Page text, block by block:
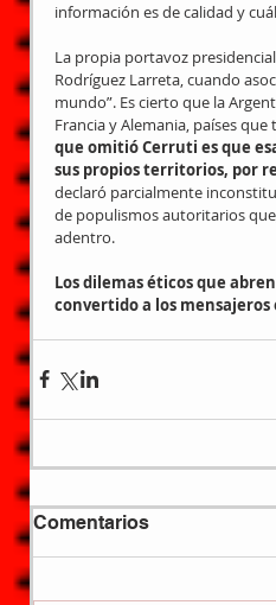
información es de calidad y
La propia portavoz
Rodríguez Larreta, cuando
mundo”. Es cierto que la
Francia y Alemania, países
que omitió Cerruti es que
sus propios territorios, por
declaró parcialmente
de populismos autoritarios
adentro.
Los dilemas éticos que
convertido a los
Comentarios